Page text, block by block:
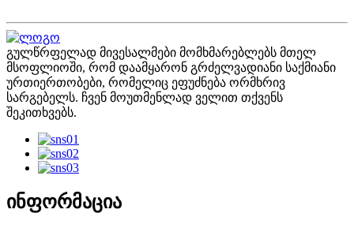
გულწრფელად მივესალმები მომხმარებლებს მთელ
მსოფლიოში, რომ დაამყარონ გრძელვადიანი საქმიანი
ურთიერთობები, რომელიც ეფუძნება ორმხრივ
სარგებელს. ჩვენ მოუთმენლად ველით თქვენს
შეკითხვებს.
ინფორმაცია